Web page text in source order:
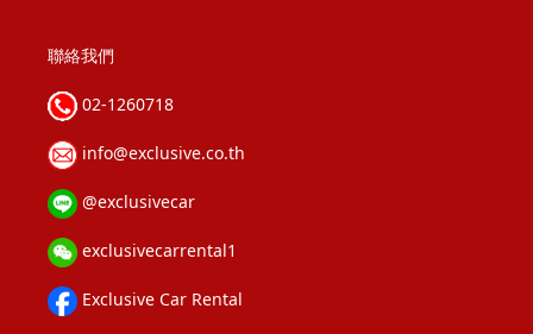
聯絡我們
02-1260718
info@exclusive.co.th
@exclusivecar
exclusivecarrental1
Exclusive Car Rental